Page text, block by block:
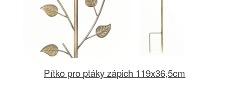
Pítko pro ptáky zápich 119x36,5cm